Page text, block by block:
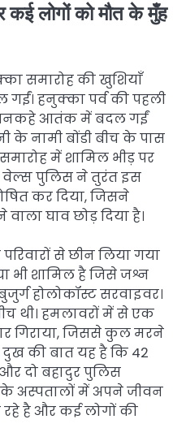
लोगों को मौत के मुँह
समारोह की खुशियाँ
हनुक्का पर्व की पहली
आतंक में बदल गईं
के नामी बोंडी बीच के पास
में शामिल भीड़ पर
वेल्स पुलिस ने तुरंत इस
कर दिया, जिसने
घाव छोड़ दिया है।
से छीन लिया गया
भी शामिल है जिसे जश्न
होलोकॉस्ट सरवाइवर।
थी। हमलावरों में से एक
गिराया, जिससे कुल मरने
दुख की बात यह है कि 42
दो बहादुर पुलिस
के अस्पतालों में अपने जीवन
रहे है और कई लोगों की